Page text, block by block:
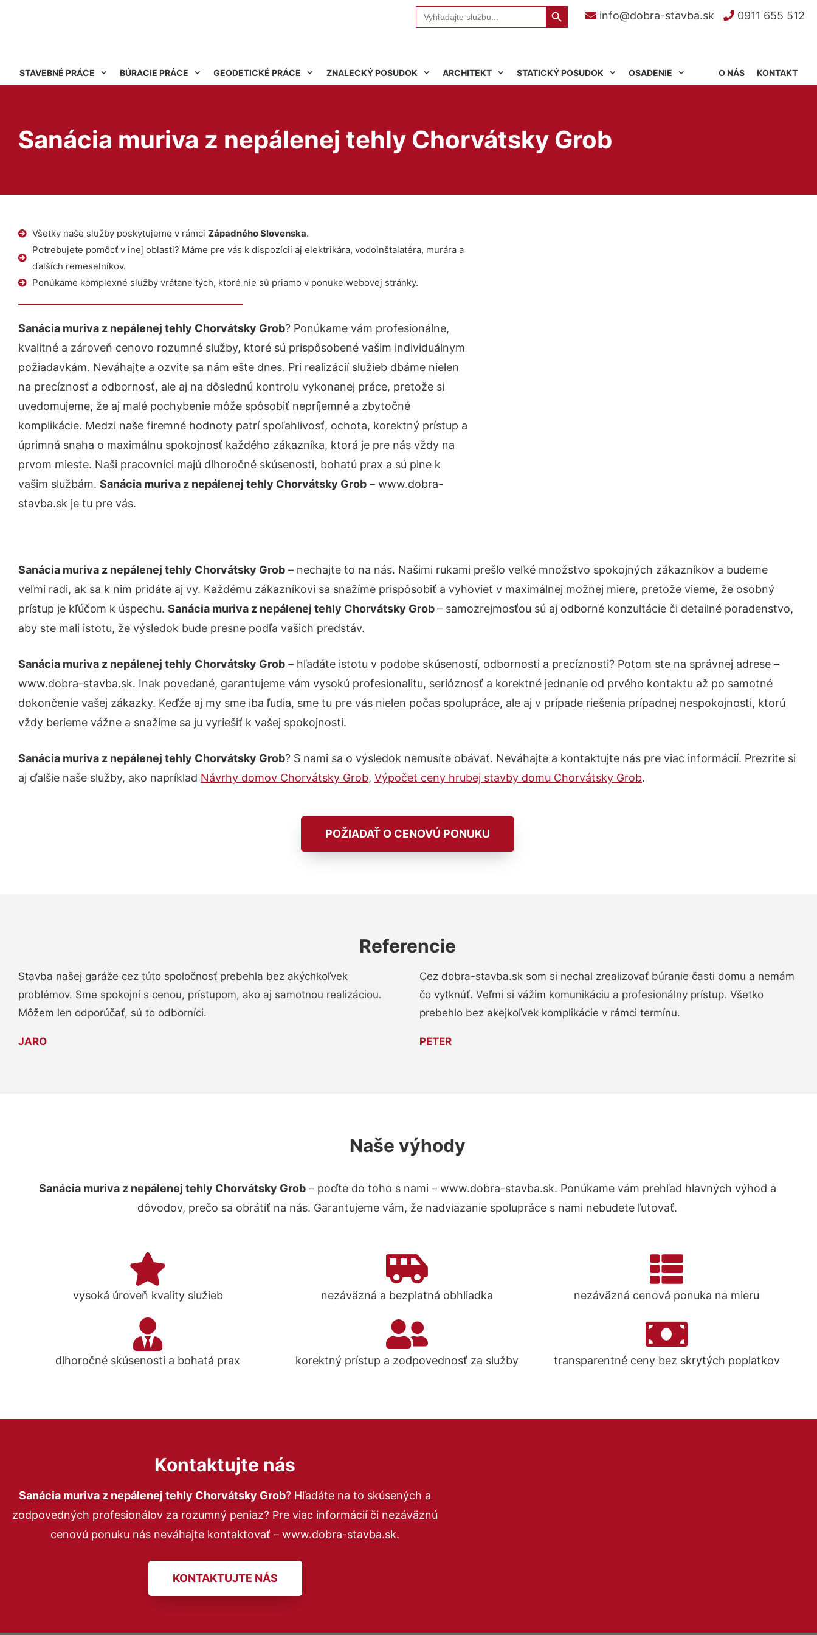
info@dobra-stavba.sk 0911 655 512
Search
for:
Search Button
STAVEBNÉ PRÁCE BÚRACIE PRÁCE GEODETICKÉ PRÁCE ZNALECKÝ POSUDOK ARCHITEKT STATICKÝ POSUDOK OSADENIE KONTAKT
O NÁS
Sanácia muriva z nepálenej tehly Chorvátsky Grob
Všetky naše služby poskytujeme v rámci Západného Slovenska.
Potrebujete pomôcť v inej oblasti? Máme pre vás k dispozícii aj elektrikára, vodoinštalatéra, murára a
ďalších remeselníkov.
Ponúkame komplexné služby vrátane tých, ktoré nie sú priamo v ponuke webovej stránky.
Sanácia muriva z nepálenej tehly Chorvátsky Grob? Ponúkame vám profesionálne,
kvalitné a zároveň cenovo rozumné služby, ktoré sú prispôsobené vašim individuálnym
požiadavkám. Neváhajte a ozvite sa nám ešte dnes. Pri realizácií služieb dbáme nielen
na precíznosť a odbornosť, ale aj na dôslednú kontrolu vykonanej práce, pretože si
uvedomujeme, že aj malé pochybenie môže spôsobiť nepríjemné a zbytočné
komplikácie. Medzi naše firemné hodnoty patrí spoľahlivosť, ochota, korektný prístup a
úprimná snaha o maximálnu spokojnosť každého zákazníka, ktorá je pre nás vždy na
prvom mieste. Naši pracovníci majú dlhoročné skúsenosti, bohatú prax a sú plne k
vašim službám. Sanácia muriva z nepálenej tehly Chorvátsky Grob – www.dobra-
stavba.sk je tu pre vás.
Sanácia muriva z nepálenej tehly Chorvátsky Grob – nechajte to na nás. Našimi rukami prešlo veľké množstvo spokojných zákazníkov a budeme
veľmi radi, ak sa k nim pridáte aj vy. Každému zákazníkovi sa snažíme prispôsobiť a vyhovieť v maximálnej možnej miere, pretože vieme, že osobný
prístup je kľúčom k úspechu. Sanácia muriva z nepálenej tehly Chorvátsky Grob– samozrejmosťou sú aj odborné konzultácie či detailné poradenstvo,
aby ste mali istotu, že výsledok bude presne podľa vašich predstáv.
Sanácia muriva z nepálenej tehly Chorvátsky Grob – hľadáte istotu v podobe skúseností, odbornosti a precíznosti? Potom ste na správnej adrese –
www.dobra-stavba.sk. Inak povedané, garantujeme vám vysokú profesionalitu, serióznosť a korektné jednanie od prvého kontaktu až po samotné
dokončenie vašej zákazky. Keďže aj my sme iba ľudia, sme tu pre vás nielen počas spolupráce, ale aj v prípade riešenia prípadnej nespokojnosti, ktorú
vždy berieme vážne a snažíme sa ju vyriešiť k vašej spokojnosti.
Sanácia muriva z nepálenej tehly Chorvátsky Grob? S nami sa o výsledok nemusíte obávať. Neváhajte a kontaktujte nás pre viac informácií. Prezrite si
aj ďalšie naše služby, ako napríklad Návrhy domov Chorvátsky Grob, Výpočet ceny hrubej stavby domu Chorvátsky Grob.
POŽIADAŤ O CENOVÚ PONUKU
Referencie
Stavba našej garáže cez túto spoločnosť prebehla bez akýchkoľvek
problémov. Sme spokojní s cenou, prístupom, ako aj samotnou realizáciou.
Môžem len odporúčať, sú to odborníci.
JARO
Cez dobra-stavba.sk som si nechal zrealizovať búranie časti domu a nemám
čo vytknúť. Veľmi si vážim komunikáciu a profesionálny prístup. Všetko
prebehlo bez akejkoľvek komplikácie v rámci termínu.
PETER
Naše výhody
Sanácia muriva z nepálenej tehly Chorvátsky Grob– poďte do toho s nami – www.dobra-stavba.sk. Ponúkame vám prehľad hlavných výhod a
dôvodov, prečo sa obrátiť na nás. Garantujeme vám, že nadviazanie spolupráce s nami nebudete ľutovať.
vysoká úroveň kvality služieb nezáväzná a bezplatná obhliadka nezáväzná cenová ponuka na mieru
dlhoročné skúsenosti a bohatá prax korektný prístup a zodpovednosť za služby transparentné ceny bez skrytých poplatkov
Kontaktujte nás
Sanácia muriva z nepálenej tehly Chorvátsky Grob? Hľadáte na to skúsených a
zodpovedných profesionálov za rozumný peniaz? Pre viac informácií či nezáväznú
cenovú ponuku nás neváhajte kontaktovať – www.dobra-stavba.sk.
KONTAKTUJTE NÁS